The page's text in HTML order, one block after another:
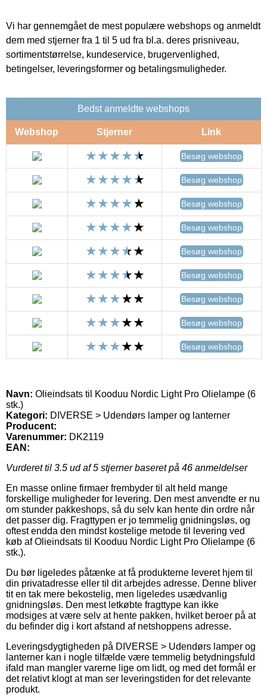
Vi har gennemgået de mest populære webshops og anmeldt
dem med stjerner fra 1 til 5 ud fra bl.a. deres prisniveau,
sortimentstørrelse, kundeservice, brugervenlighed,
betingelser, leveringsformer og betalingsmuligheder.
Bedst anmeldte webshops
Webshop Stjerner Link
Besøg webshop
Besøg webshop
Besøg webshop
Besøg webshop
Besøg webshop
Besøg webshop
Besøg webshop
Besøg webshop
Besøg webshop
Navn: Olieindsats til Kooduu Nordic Light Pro Olielampe (6
stk.)
Kategori: DIVERSE > Udendørs lamper og lanterner
Producent:
Varenummer: DK2119
EAN:
Vurderet til 3.5 ud af 5 stjerner baseret på 46 anmeldelser
En masse online firmaer frembyder til alt held mange
forskellige muligheder for levering. Den mest anvendte er nu
om stunder pakkeshops, så du selv kan hente din ordre når
det passer dig. Fragttypen er jo temmelig gnidningsløs, og
oftest endda den mindst kostelige metode til levering ved
køb af Olieindsats til Kooduu Nordic Light Pro Olielampe (6
stk.).
Du bør ligeledes påtænke at få produkterne leveret hjem til
din privatadresse eller til dit arbejdes adresse. Denne bliver
tit en tak mere bekostelig, men ligeledes usædvanlig
gnidningsløs. Den mest letkøbte fragttype kan ikke
modsiges at være selv at hente pakken, hvilket beroer på at
du befinder dig i kort afstand af netshoppens adresse.
Leveringsdygtigheden på DIVERSE > Udendørs lamper og
lanterner kan i nogle tilfælde være temmelig betydningsfuld
ifald man mangler varerne lige om lidt, og med det formål er
det relativt klogt at man ser leveringstiden for det relevante
produkt.